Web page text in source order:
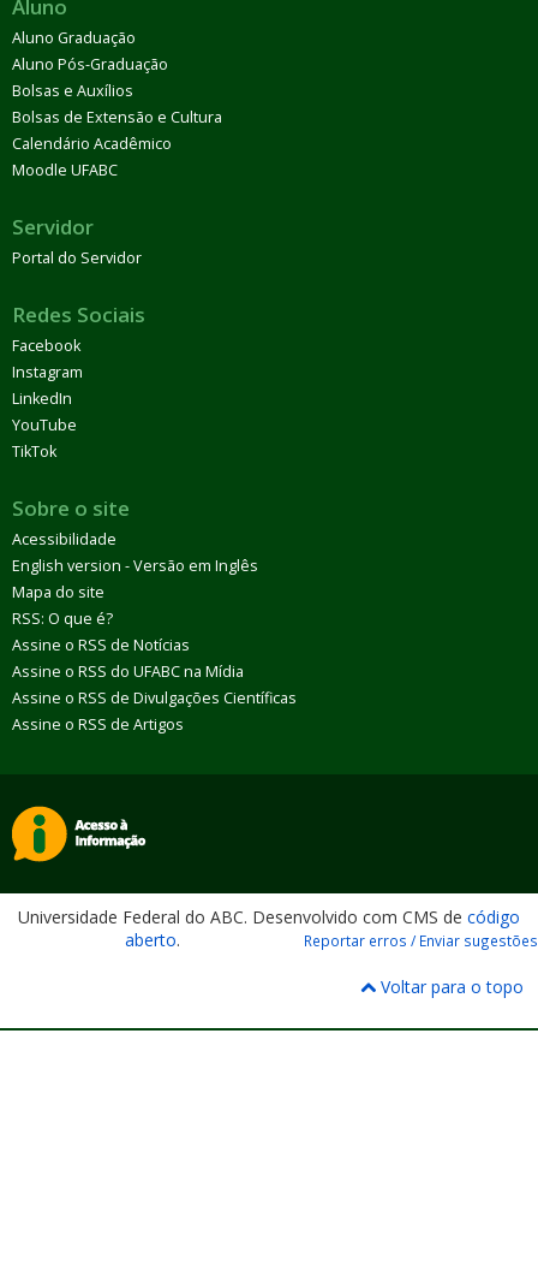
Aluno
Aluno Graduação
Aluno Pós-Graduação
Bolsas e Auxílios
Bolsas de Extensão e Cultura
Calendário Acadêmico
Moodle UFABC
Servidor
Portal do Servidor
Redes Sociais
Facebook
Instagram
LinkedIn
YouTube
TikTok
Sobre o site
Acessibilidade
English version - Versão em Inglês
Mapa do site
RSS: O que é?
Assine o RSS de Notícias
Assine o RSS do UFABC na Mídia
Assine o RSS de Divulgações Científicas
Assine o RSS de Artigos
Universidade Federal do ABC. Desenvolvido com CMS de código
aberto. Reportar erros / Enviar sugestões
Voltar para o topo